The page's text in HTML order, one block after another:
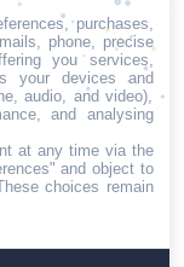
purchases,
phone, precise
you services,
your devices and
audio, and video),
and analysing
at any time via the
and object to
choices remain